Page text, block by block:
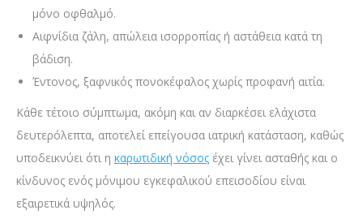
μόνο οφθαλμό.
Αιφνίδια ζάλη, απώλεια ισορροπίας ή αστάθεια κατά τη
βάδιση.
Έντονος, ξαφνικός πονοκέφαλος χωρίς προφανή αιτία.
Κάθε τέτοιο σύμπτωμα, ακόμη και αν διαρκέσει ελάχιστα
δευτερόλεπτα, αποτελεί επείγουσα ιατρική κατάσταση, καθώς
υποδεικνύει ότι η καρωτιδική νόσος έχει γίνει ασταθής και ο
κίνδυνος ενός μόνιμου εγκεφαλικού επεισοδίου είναι
εξαιρετικά υψηλός.